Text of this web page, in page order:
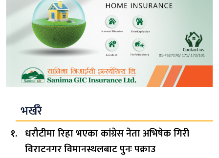
भर्खरै
धरौटीमा रिहा भएका कांग्रेस नेता अभिषेक गिरी
विराटनगर विमानस्थलबाट पुनः पक्राउ